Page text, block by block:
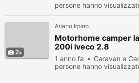
persone hanno
2
Ariano Irpino
Motorhome camper
200i iveco 2.8
1 anno fa Caravan e
persone hanno